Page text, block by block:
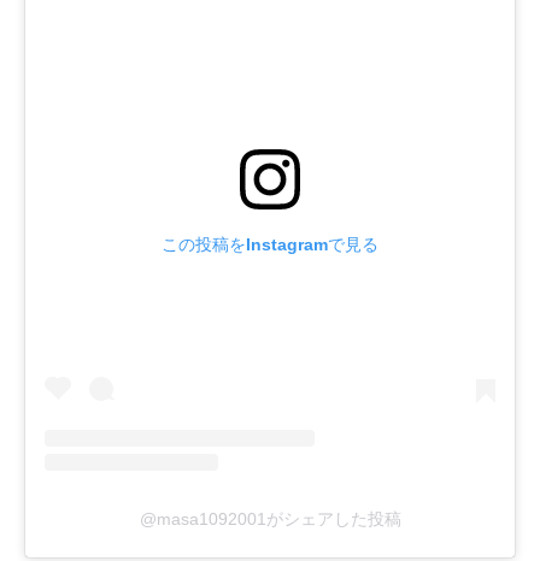
この投稿をInstagramで見る
@masa1092001がシェアした投稿